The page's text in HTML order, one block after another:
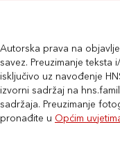
Autorska prava na
savez. Preuzimanje
isključivo uz navođenje
izvorni sadržaj na
sadržaja. Preuzimanje
pronađite u Općim